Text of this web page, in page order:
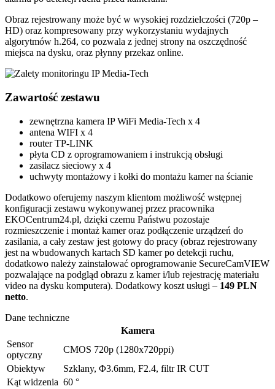
Obraz rejestrowany może być w wysokiej rozdzielczości (720p –
HD) oraz kompresowany przy wykorzystaniu wydajnych
algorytmów h.264, co pozwala z jednej strony na oszczędność
miejsca na dysku, oraz płynny przekaz online.
Zawartość zestawu
zewnętrzna kamera IP WiFi Media-Tech x 4
antena WIFI x 4
router TP-LINK
płyta CD z oprogramowaniem i instrukcją obsługi
zasilacz sieciowy x 4
uchwyty montażowy i kołki do montażu kamer na ścianie
Dodatkowo oferujemy naszym klientom możliwość wstępnej
konfiguracji zestawu wykonywanej przez pracownika
EKOCentrum24.pl, dzięki czemu Państwu pozostaje
rozmieszczenie i montaż kamer oraz podłączenie urządzeń do
zasilania, a cały zestaw jest gotowy do pracy (obraz rejestrowany
jest na wbudowanych kartach SD kamer po detekcji ruchu,
dodatkowo należy zainstalować oprogramowanie SecureCamVIEW
pozwalające na podgląd obrazu z kamer i/lub rejestrację materiału
video na dysku komputera). Dodatkowy koszt usługi – 149 PLN
netto.
Dane techniczne
Kamera
Sensor
optyczny
CMOS 720p (1280x720ppi)
Obiektyw
Szklany, Φ3.6mm, F2.4, filtr IR CUT
Kąt widzenia 60 °